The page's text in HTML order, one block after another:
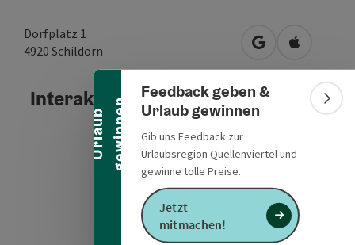
U
r
l
a
u
b
g
e
w
i
n
n
e n
Banner einklappen
Feedback geben &
Urlaub gewinnen
Gib uns Feedback zur
Urlaubsregion Quellenviertel und
gewinne tolle Preise.
Jetzt
mitmachen!
Dorfplatz 1
4920 Schildorn in Google Maps
in Apple
Interaktives Höhenprofil